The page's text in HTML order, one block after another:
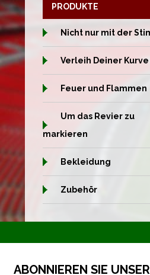
PRODUKTE
Nicht nur mit der
Verleih Deiner Kurve
Feuer und Flammen
Um das Revier zu
markieren
Bekleidung
Zubehör
ABONNIEREN SIE